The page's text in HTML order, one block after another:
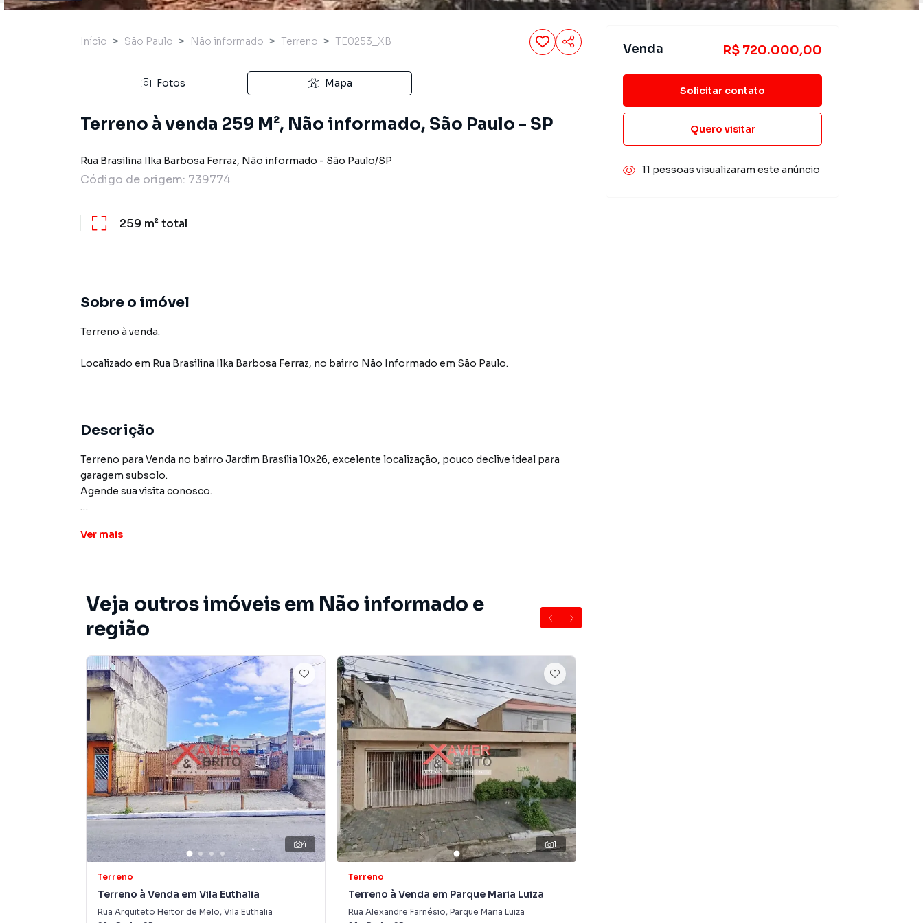
Início São Paulo Não informado Terreno TE0253_XB
Fotos Mapa
Terreno à venda 259 M², Não informado, São Paulo - SP
Rua Brasilina Ilka Barbosa Ferraz, Não informado - São Paulo/SP
Código de origem: 739774
259 m²total
Sobre o imóvel
Terreno à venda.
Localizado em Rua Brasilina Ilka Barbosa Ferraz, no bairro Não Informado em São Paulo.
Descrição
Terreno para Venda no bairro Jardim Brasília 10x26, excelente localização, pouco declive ideal para
garagem subsolo.
Agende sua visita conosco.
Contamos com corretores altamente especializados para assessorar na compra,
Terreno para Venda em região valorizada do bairro Não informado, em São Paulo. Não encontrou o
que procurava ou deseja mais informações sobre Terreno em São Paulo? Entre em contato com nossa
A Imobiliária Xavier e Brito tem mais opções de apartamentos, casas residenciais e comerciais,
sobrados, terrenos, lojas e barracões para venda ou locação, além de empreendimentos em
construção ou lançamentos na planta em Não informado e em outras regiões de São Paulo. Aqui você
encontra milhares de ofertas para encontrar o imóvel que mais combina com seu estilo de vida.
Negocie seu imóvel de forma totalmente online, com segurança e tranquilidade. Na Imobiliária Xavier e
Brito você consegue comprar ou alugar um imóvel em São Paulo mesmo não estando na cidade e com
a praticidade de fazer tudo online, direto do seu computador ou smartphone. Nós criamos soluções
inovadoras para simplificar a relação de proprietários, inquilinos e compradores com o mercado
imobiliário.
Anuncie seu imóvel! É fácil, rápido e gratuito! A Imobiliária Xavier e Brito é uma imobiliária digital com
Na Imobiliária Xavier e Brito você consegue vender ou alugar seu imóvel muito mais rápido do que em
imobiliárias tradicionais. Já vendemos e locamos diversos imóveis em São Paulo, especialmente em
Ver mais
Veja outros imóveis em Não informado e
região
4
Terreno
Terreno à Venda em Vila Euthalia
Rua Arquiteto Heitor de Melo, Vila Euthalia
1
Terreno
Terreno à Venda em Parque Maria Luiza
Rua Alexandre Farnésio, Parque Maria Luiza
Venda R$ 720.000,00
Solicitar contato
Quero visitar
11 pessoas visualizaram este anúncio